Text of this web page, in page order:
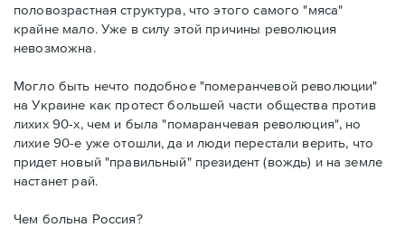
половозрастная структура, что этого самого "мяса"
крайне мало. Уже в силу этой причины революция
невозможна.
Могло быть нечто подобное "померанчевой революции"
на Украине как протест большей части общества против
лихих 90-х, чем и была "помаранчевая революция", но
лихие 90-е уже отошли, да и люди перестали верить, что
придет новый "правильный" президент (вождь) и на земле
настанет рай.
Чем больна Россия?